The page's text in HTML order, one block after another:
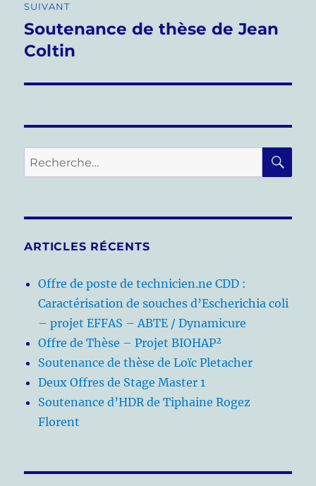
SUIVANT
Publication
suivante :
Soutenance de thèse de Jean
Coltin
Recherche
pour :
ARTICLES RÉCENTS
Offre de poste de technicien.ne CDD :
Caractérisation de souches d’Escherichia coli
– projet EFFAS – ABTE / Dynamicure
Offre de Thèse – Projet BIOHAP²
Soutenance de thèse de Loïc Pletacher
Deux Offres de Stage Master 1
Soutenance d’HDR de Tiphaine Rogez
Florent